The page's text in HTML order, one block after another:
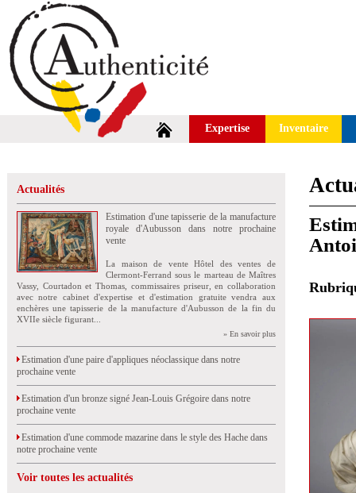
Expertise Inventaire
Actualités
Estimation d'une tapisserie de la manufacture
royale d'Aubusson dans notre prochaine
vente
La maison de vente Hôtel des ventes de
Clermont-Ferrand sous le marteau de Maîtres
Vassy, Courtadon et Thomas, commissaires priseur, en collaboration
avec notre cabinet d'expertise et d'estimation gratuite vendra aux
enchères une tapisserie de la manufacture d'Aubusson de la fin du
XVIIe siècle figurant...
» En savoir plus
Estimation d'une paire d'appliques néoclassique dans notre
prochaine vente
Estimation d'un bronze signé Jean-Louis Grégoire dans notre
prochaine vente
Estimation d'une commode mazarine dans le style des Hache dans
notre prochaine vente
Voir toutes les actualités